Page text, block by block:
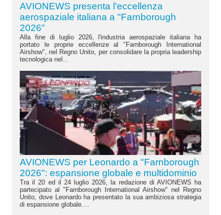
AVIONEWS presenta l'eccellenza
aerospaziale italiana a "Farnborough
2026"
Alla fine di luglio 2026, l'industria aerospaziale italiana ha
portato le proprie eccellenze al "Farnborough International
Airshow", nel Regno Unito, per consolidare la propria leadership
tecnologica nel...
AVIONEWS per Leonardo a "Farnborough
2026": espansione globale e multidominio
Tra il 20 ed il 24 luglio 2026, la redazione di AVIONEWS ha
partecipato al "Farnborough International Airshow" nel Regno
Unito, dove Leonardo ha presentato la sua ambiziosa strategia
di espansione globale....